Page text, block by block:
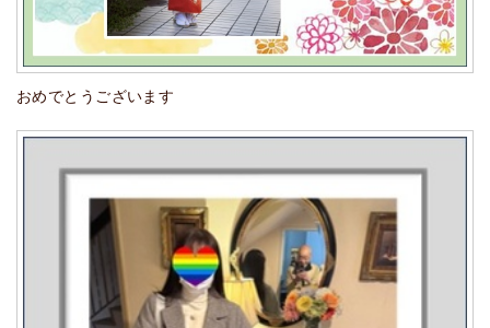
おめでとうございます